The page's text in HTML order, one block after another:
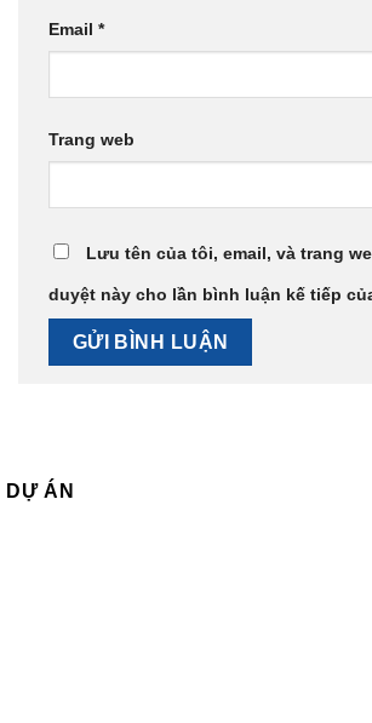
Email *
Trang web
Lưu tên của tôi, email, và trang
duyệt này cho lần bình luận kế tiếp
DỰ ÁN